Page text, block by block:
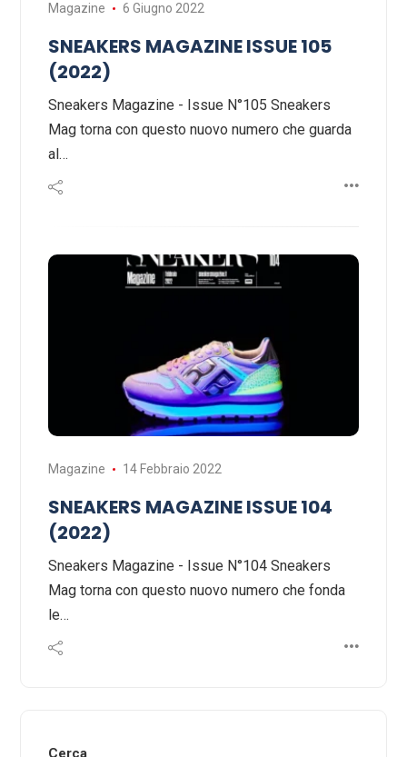
Magazine 6 Giugno 2022
SNEAKERS MAGAZINE ISSUE 105
(2022)
Sneakers Magazine - Issue N°105 Sneakers
Mag torna con questo nuovo numero che guarda
al…
Magazine 14 Febbraio 2022
SNEAKERS MAGAZINE ISSUE 104
(2022)
Sneakers Magazine - Issue N°104 Sneakers
Mag torna con questo nuovo numero che fonda
le…
Cerca